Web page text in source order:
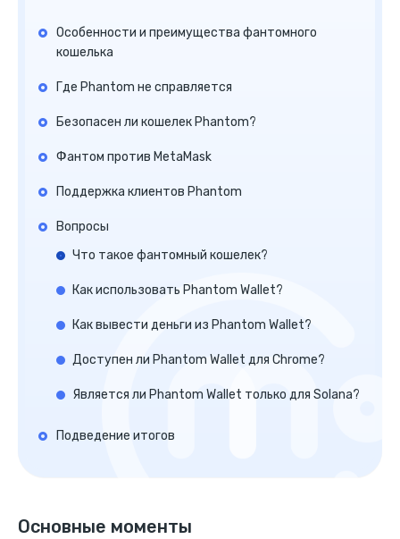
Особенности и преимущества фантомного
кошелька
Где Phantom не справляется
Безопасен ли кошелек Phantom?
Фантом против MetaMask
Поддержка клиентов Phantom
Вопросы
Что такое фантомный кошелек?
Как использовать Phantom Wallet?
Как вывести деньги из Phantom Wallet?
Доступен ли Phantom Wallet для Chrome?
Является ли Phantom Wallet только для Solana?
Подведение итогов
Основные моменты